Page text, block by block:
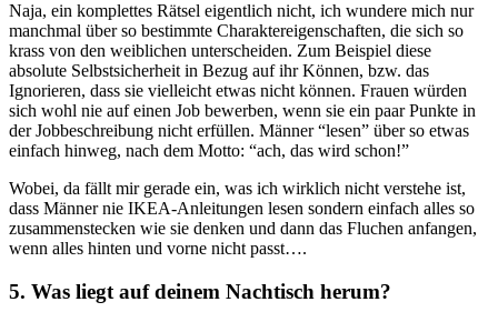
Naja, ein komplettes Rätsel eigentlich nicht, ich wundere mich nur
manchmal über so bestimmte Charaktereigenschaften, die sich so
krass von den weiblichen unterscheiden. Zum Beispiel diese
absolute Selbstsicherheit in Bezug auf ihr Können, bzw. das
Ignorieren, dass sie vielleicht etwas nicht können. Frauen würden
sich wohl nie auf einen Job bewerben, wenn sie ein paar Punkte in
der Jobbeschreibung nicht erfüllen. Männer “lesen” über so etwas
einfach hinweg, nach dem Motto: “ach, das wird schon!”
Wobei, da fällt mir gerade ein, was ich wirklich nicht verstehe ist,
dass Männer nie IKEA-Anleitungen lesen sondern einfach alles so
zusammenstecken wie sie denken und dann das Fluchen anfangen,
wenn alles hinten und vorne nicht passt….
5. Was liegt auf deinem Nachtisch herum?